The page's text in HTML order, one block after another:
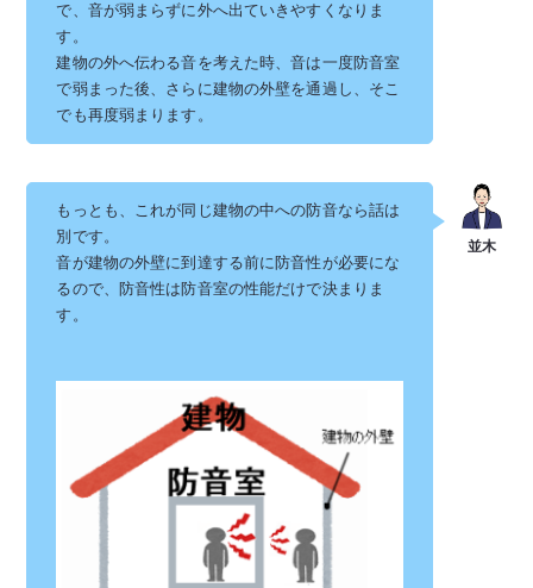
で、音が弱まらずに外へ出ていきやすくなりま
す。
建物の外へ伝わる音を考えた時、音は一度防音室
で弱まった後、さらに建物の外壁を通過し、そこ
でも再度弱まります。
もっとも、これが同じ建物の中への防音なら話は
別です。
音が建物の外壁に到達する前に防音性が必要にな
るので、防音性は防音室の性能だけで決まりま
す。